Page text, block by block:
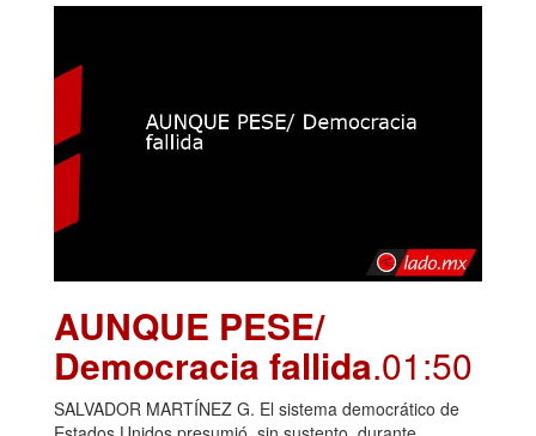
AUNQUE PESE/
Democracia fallida.01:50
SALVADOR MARTÍNEZ G. El sistema democrático de